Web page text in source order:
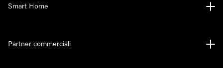
Smart Home
Partner commerciali